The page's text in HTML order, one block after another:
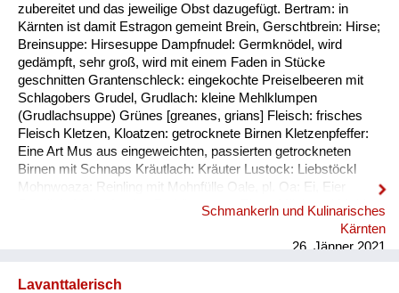
zubereitet und das jeweilige Obst dazugefügt. Bertram: in
Kärnten ist damit Estragon gemeint Brein, Gerschtbrein: Hirse;
Breinsuppe: Hirsesuppe Dampfnudel: Germknödel, wird
gedämpft, sehr groß, wird mit einem Faden in Stücke
geschnitten Grantenschleck: eingekochte Preiselbeeren mit
Schlagobers Grudel, Grudlach: kleine Mehlklumpen
(Grudlachsuppe) Grünes [greanes, grians] Fleisch: frisches
Fleisch Kletzen, Kloatzen: getrocknete Birnen Kletzenpfeffer:
Eine Art Mus aus eingeweichten, passierten getrockneten
Birnen mit Schnaps Kräutlach: Kräuter Lustock: Liebstöckl
Mohnwoaza: Reinling mit Mohnfülle Oale, pl. Oa: Ei, Eier
Oamilch: Vorläufer des Puddings, aus Eiern, Milch und Mehl
Piggalan: Weihnachtsgericht im Lavanttal, Mohnwoaza mit
einem Saft aus Dörrobst und Schnaps übergossen Plentn:
Schmankerln und Kulinarisches
Kärnten
26. Jänner 2021
Lavanttalerisch